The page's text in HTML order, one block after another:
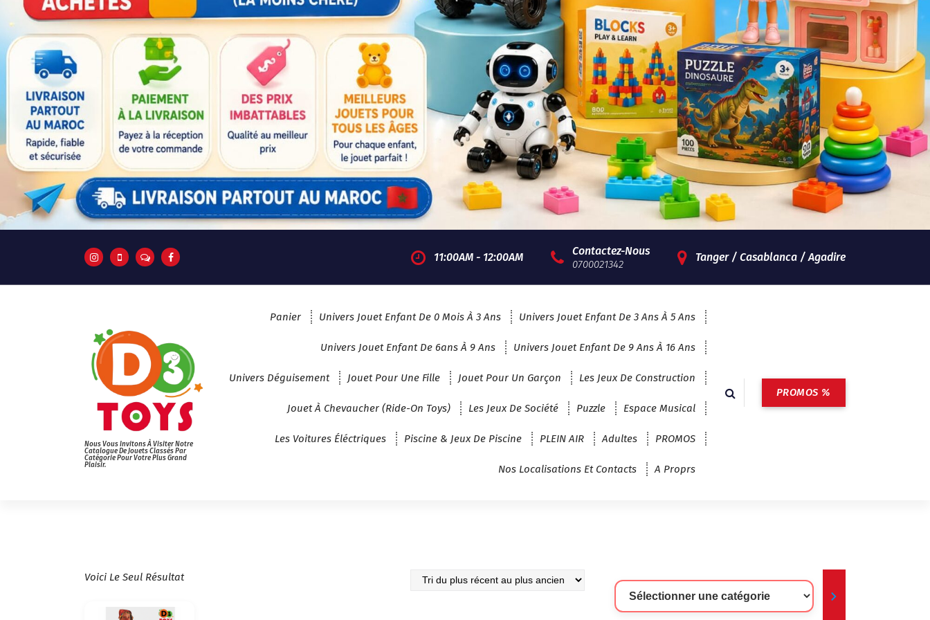
11:00AM - 12:00AM Contactez-Nous
0700021342
Tanger / Casablanca / Agadire
Nous Vous Invitons À Visiter Notre
Catalogue De Jouets Classés Par
Catégorie Pour Votre Plus Grand
Plaisir.
Panier Univers Jouet Enfant De 0 Mois À 3 Ans Univers Jouet Enfant De 3 Ans À 5 Ans
Univers Jouet Enfant De 6ans À 9 Ans Univers Jouet Enfant De 9 Ans À 16 Ans
Univers Déguisement Jouet Pour Une Fille Jouet Pour Un Garçon Les Jeux De Construction
Jouet À Chevaucher (Ride-On Toys) Les Jeux De Société Puzzle Espace Musical
Les Voitures Éléctriques Piscine & Jeux De Piscine PLEIN AIR Adultes PROMOS
Nos Localisations Et Contacts A Proprs
PROMOS %
Voici Le Seul Résultat
Sélectionner
Une